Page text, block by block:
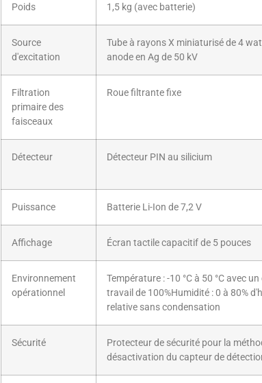
Poids 1,5 kg (avec batterie)
Source
d'excitation
Tube à rayons X miniaturisé de 4
anode en Ag de 50 kV
Filtration
primaire des
faisceaux
Roue filtrante fixe
Détecteur Détecteur PIN au silicium
Puissance Batterie Li-Ion de 7,2 V
Affichage Écran tactile capacitif de 5 pouces
Environnement
opérationnel
Température : -10 °C à 50 °C avec un
travail de 100%Humidité : 0 à 80%
relative sans condensation
Sécurité
Protecteur de sécurité pour la
désactivation du capteur de